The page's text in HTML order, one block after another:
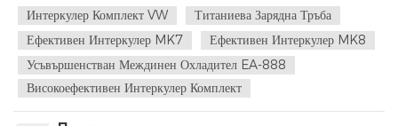
Интеркулер Комплект VW
Титаниева Зарядна Тръба
Ефективен Интеркулер MK7
Ефективен Интеркулер MK8
Усъвършенстван Междинен Охладител EA-888
Високоефективен Интеркулер Комплект